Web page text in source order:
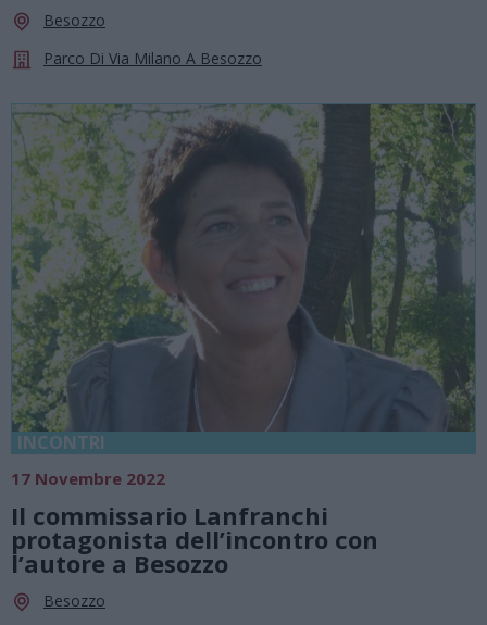
Besozzo
Parco Di Via Milano A Besozzo
INCONTRI
17 Novembre 2022
Il commissario Lanfranchi
protagonista dell’incontro con
l’autore a Besozzo
Besozzo